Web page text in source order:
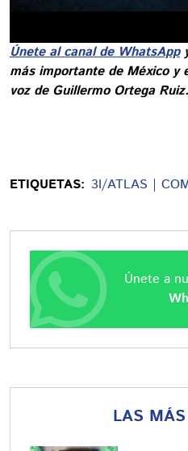
Únete al canal de WhatsApp
más importante de México y
voz de Guillermo Ortega Ruiz.
ETIQUETAS: 3I/ATLAS
Únete a
LAS